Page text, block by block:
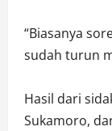
“Biasanya
sudah turun
Hasil dari
Sukamoro,